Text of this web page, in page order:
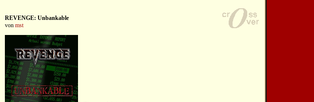
REVENGE: Unbankable
von mst